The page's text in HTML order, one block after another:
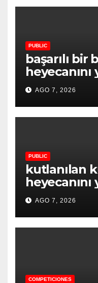
PUBLIC
başarılı bir
heyecanını
AGO 7, 2026
PUBLIC
kutlanılan
heyecanını
AGO 7, 2026
COMPETICIONES